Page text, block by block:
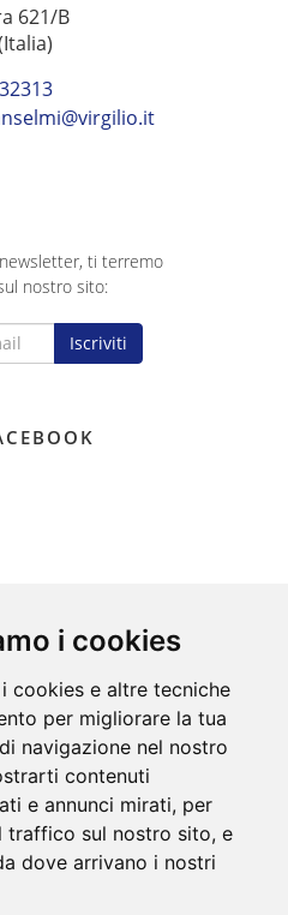
i cookies
cookies e altre tecniche
per migliorare la tua
navigazione nel nostro
contenuti
e annunci mirati, per
traffico sul nostro sito, e
dove arrivano i nostri
621/B
ti terremo
nostro sito:
Iscriviti
Impianti Anselmi di
i diritti riservati.
/
Policy